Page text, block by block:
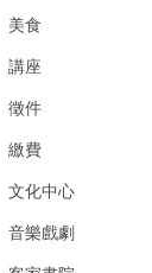
美食
講座
徵件
繳費
文化中心
音樂戲劇